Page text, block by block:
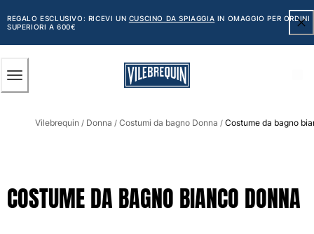
AL
CONTENUTO
PRINCIPALE
REGALO ESCLUSIVO: RICEVI UN CUSCINO DA SPIAGGIA IN OMAGGIO PER ORDINI
SUPERIORI A 600€
Vedi tutti i Uomo
Classico
Vilebrequin / Donna / Costumi da bagno Donna / Costume da bagno
COSTUME DA BAGNO BIANCO DONNA